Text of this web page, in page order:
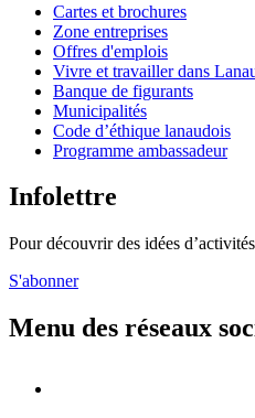
Cartes et brochures
Zone entreprises
Offres d'emplois
Vivre et travailler dans
Banque de figurants
Municipalités
Code d’éthique lanaudois
Programme ambassadeur
Infolettre
Pour découvrir des idées
S'abonner
Menu des réseaux